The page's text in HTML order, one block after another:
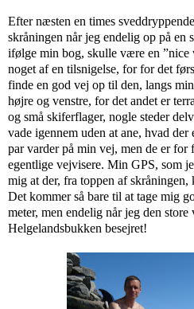
Efter næsten en times
skråningen når jeg endelig op på en
ifølge min bog, skulle være en
noget af en tilsnigelse, for for det
finde en god vej op til den, langs
højre og venstre, for det andet er
og små skiferflager, nogle steder
vade igennem uden at ane, hvad der
par varder på min vej, men de er for
egentlige vejvisere. Min GPS, som
mig at der, fra toppen af
Det kommer så bare til at tage mig
meter, men endelig når jeg den
Helgelandsbukken besejret!